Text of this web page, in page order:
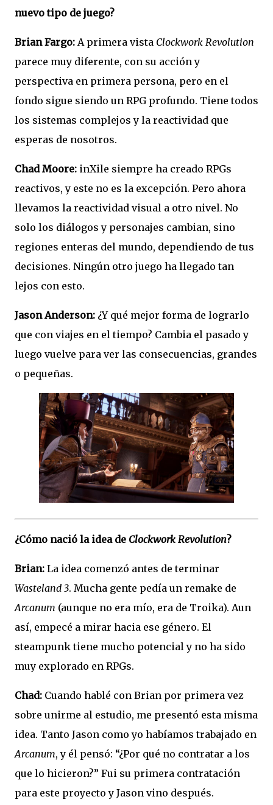
nuevo tipo de juego?
Brian Fargo: A primera vista Clockwork Revolution
parece muy diferente, con su acción y
perspectiva en primera persona, pero en el
fondo sigue siendo un RPG profundo. Tiene todos
los sistemas complejos y la reactividad que
esperas de nosotros.
Chad Moore: inXile siempre ha creado RPGs
reactivos, y este no es la excepción. Pero ahora
llevamos la reactividad visual a otro nivel. No
solo los diálogos y personajes cambian, sino
regiones enteras del mundo, dependiendo de tus
decisiones. Ningún otro juego ha llegado tan
lejos con esto.
Jason Anderson: ¿Y qué mejor forma de lograrlo
que con viajes en el tiempo? Cambia el pasado y
luego vuelve para ver las consecuencias, grandes
o pequeñas.
¿Cómo nació la idea de Clockwork Revolution?
Brian: La idea comenzó antes de terminar
Wasteland 3. Mucha gente pedía un remake de
Arcanum (aunque no era mío, era de Troika). Aun
así, empecé a mirar hacia ese género. El
steampunk tiene mucho potencial y no ha sido
muy explorado en RPGs.
Chad: Cuando hablé con Brian por primera vez
sobre unirme al estudio, me presentó esta misma
idea. Tanto Jason como yo habíamos trabajado en
Arcanum, y él pensó: “¿Por qué no contratar a los
que lo hicieron?” Fui su primera contratación
para este proyecto y Jason vino después.